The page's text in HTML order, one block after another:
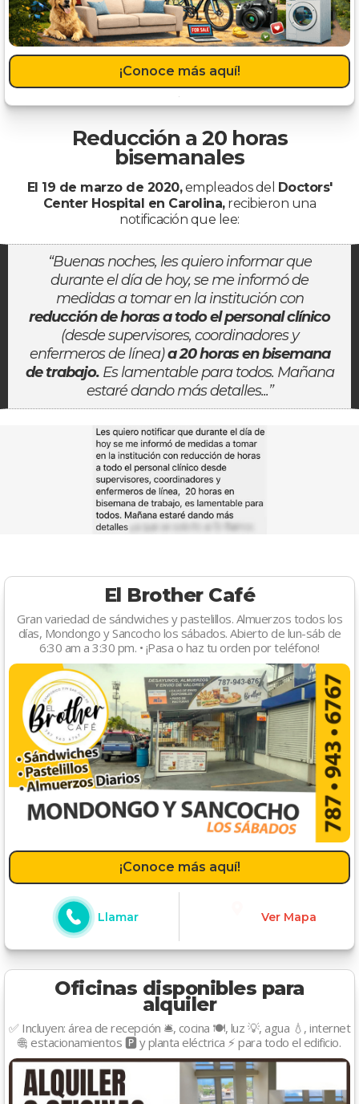
¡Conoce más aquí!
Reducción a 20 horas
bisemanales
El 19 de marzo de 2020,empleados del
Doctors'
Center Hospital en Carolina,recibieron una
notificación que lee:
“Buenas noches, les quiero informar que
durante el día de hoy, se me informó de
medidas a tomar en la institución con
reducción de horas a todo el personal clínico
(desde supervisores, coordinadores y
enfermeros de línea)a 20 horas en bisemana
de trabajo.Es lamentable para todos. Mañana
estaré dando más detalles...”
El Brother Café
Gran variedad de sándwiches y pastelillos. Almuerzos todos los
días, Mondongo y Sancocho los sábados. Abierto de lun-sáb de
6:30 am a 3:30 pm. • ¡Pasa o haz tu orden por teléfono!
¡Conoce más aquí!
Llamar Ver Mapa
Oficinas disponibles para
alquiler
✅ Incluyen: área de recepción 🛎️, cocina 🍽️, luz 💡, agua 💧, internet
🌐, estacionamientos 🅿️ y planta eléctrica ⚡ para todo el edificio.